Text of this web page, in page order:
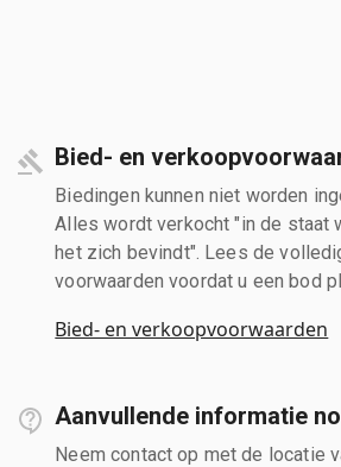
Bied- en
Biedingen kunnen niet worden
Alles wordt verkocht "in de staat
het zich bevindt". Lees de
voorwaarden voordat u een bod
Bied- en verkoopvoorwaarden
Aanvullende informatie
Neem contact op met de locatie